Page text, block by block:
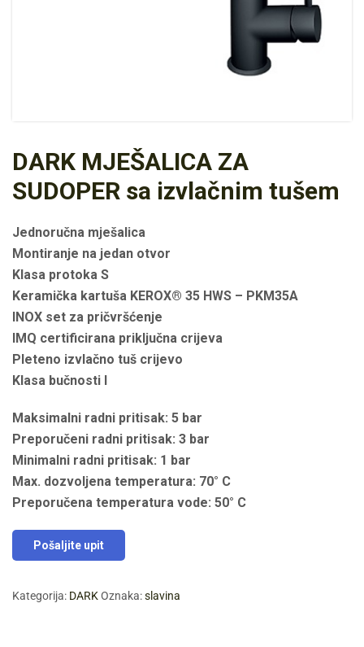
DARK MJEŠALICA ZA
SUDOPER sa izvlačnim tušem
Jednoručna mješalica
Montiranje na jedan otvor
Klasa protoka S
Keramička kartuša KEROX® 35 HWS – PKM35A
INOX set za pričvršćenje
IMQ certificirana priključna crijeva
Pleteno izvlačno tuš crijevo
Klasa bučnosti I
Maksimalni radni pritisak: 5 bar
Preporučeni radni pritisak: 3 bar
Minimalni radni pritisak: 1 bar
Max. dozvoljena temperatura: 70° C
Preporučena temperatura vode: 50° C
Pošaljite upit
Kategorija: DARKOznaka:slavina